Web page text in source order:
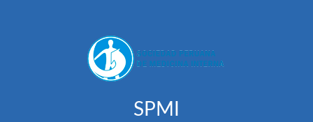
SPMI